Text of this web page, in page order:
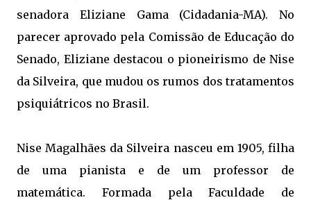
senadora Eliziane Gama (Cidadania-MA). No
parecer aprovado pela Comissão de Educação do
Senado, Eliziane destacou o pioneirismo de Nise
da Silveira, que mudou os rumos dos tratamentos
psiquiátricos no Brasil.
Nise Magalhães da Silveira nasceu em 1905, filha
de uma pianista e de um professor de
matemática. Formada pela Faculdade de